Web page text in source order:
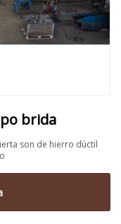
brida
son de hierro dúctil